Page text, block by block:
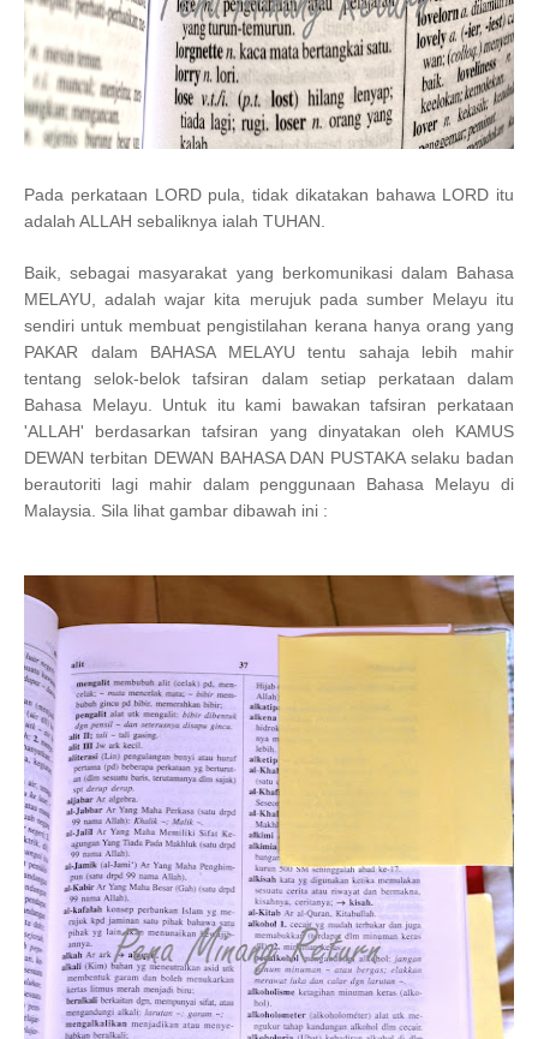
Pada perkataan LORD pula, tidak dikatakan bahawa LORD itu
adalah ALLAH sebaliknya ialah TUHAN.
Baik, sebagai masyarakat yang berkomunikasi dalam Bahasa
MELAYU, adalah wajar kita merujuk pada sumber Melayu itu
sendiri untuk membuat pengistilahan kerana hanya orang yang
PAKAR dalam BAHASA MELAYU tentu sahaja lebih mahir
tentang selok-belok tafsiran dalam setiap perkataan dalam
Bahasa Melayu. Untuk itu kami bawakan tafsiran perkataan
'ALLAH' berdasarkan tafsiran yang dinyatakan oleh KAMUS
DEWAN terbitan DEWAN BAHASA DAN PUSTAKA selaku badan
berautoriti lagi mahir dalam penggunaan Bahasa Melayu di
Malaysia. Sila lihat gambar dibawah ini :